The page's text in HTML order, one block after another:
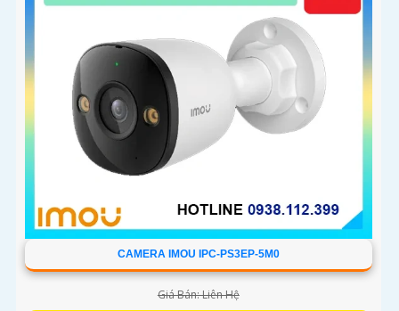
CAMERA IMOU IPC-PS3EP-5M0
Giá Bán: Liên Hệ